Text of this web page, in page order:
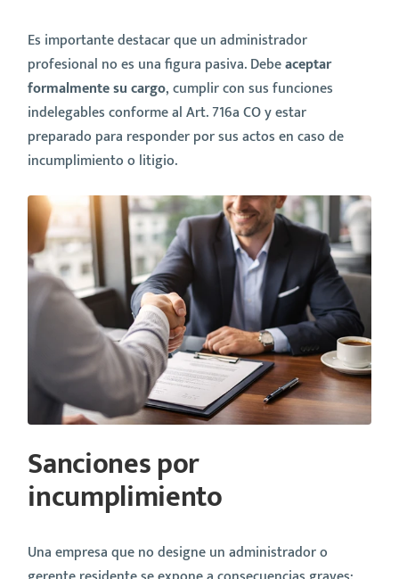
Es importante destacar que un administrador
profesional no es una figura pasiva. Debeaceptar
formalmente su cargo, cumplir con sus funciones
indelegables conforme al Art. 716a CO y estar
preparado para responder por sus actos en caso de
incumplimiento o litigio.
Sanciones por
incumplimiento
Una empresa que no designe un administrador o